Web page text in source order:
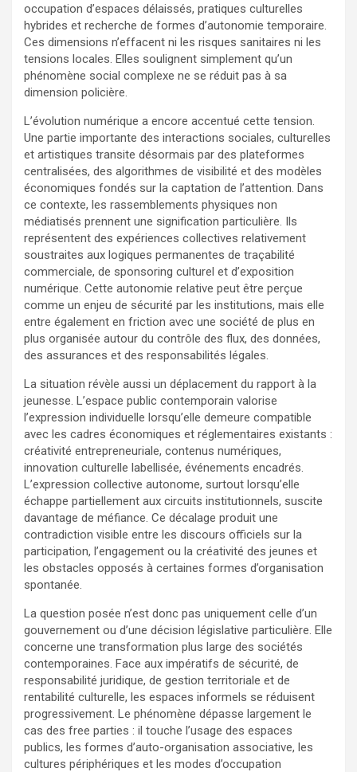
occupation d’espaces délaissés, pratiques culturelles
hybrides et recherche de formes d’autonomie temporaire.
Ces dimensions n’effacent ni les risques sanitaires ni les
tensions locales. Elles soulignent simplement qu’un
phénomène social complexe ne se réduit pas à sa
dimension policière.
L’évolution numérique a encore accentué cette tension.
Une partie importante des interactions sociales, culturelles
et artistiques transite désormais par des plateformes
centralisées, des algorithmes de visibilité et des modèles
économiques fondés sur la captation de l’attention. Dans
ce contexte, les rassemblements physiques non
médiatisés prennent une signification particulière. Ils
représentent des expériences collectives relativement
soustraites aux logiques permanentes de traçabilité
commerciale, de sponsoring culturel et d’exposition
numérique. Cette autonomie relative peut être perçue
comme un enjeu de sécurité par les institutions, mais elle
entre également en friction avec une société de plus en
plus organisée autour du contrôle des flux, des données,
des assurances et des responsabilités légales.
La situation révèle aussi un déplacement du rapport à la
jeunesse. L’espace public contemporain valorise
l’expression individuelle lorsqu’elle demeure compatible
avec les cadres économiques et réglementaires existants :
créativité entrepreneuriale, contenus numériques,
innovation culturelle labellisée, événements encadrés.
L’expression collective autonome, surtout lorsqu’elle
échappe partiellement aux circuits institutionnels, suscite
davantage de méfiance. Ce décalage produit une
contradiction visible entre les discours officiels sur la
participation, l’engagement ou la créativité des jeunes et
les obstacles opposés à certaines formes d’organisation
spontanée.
La question posée n’est donc pas uniquement celle d’un
gouvernement ou d’une décision législative particulière. Elle
concerne une transformation plus large des sociétés
contemporaines. Face aux impératifs de sécurité, de
responsabilité juridique, de gestion territoriale et de
rentabilité culturelle, les espaces informels se réduisent
progressivement. Le phénomène dépasse largement le
cas des free parties : il touche l’usage des espaces
publics, les formes d’auto-organisation associative, les
cultures périphériques et les modes d’occupation